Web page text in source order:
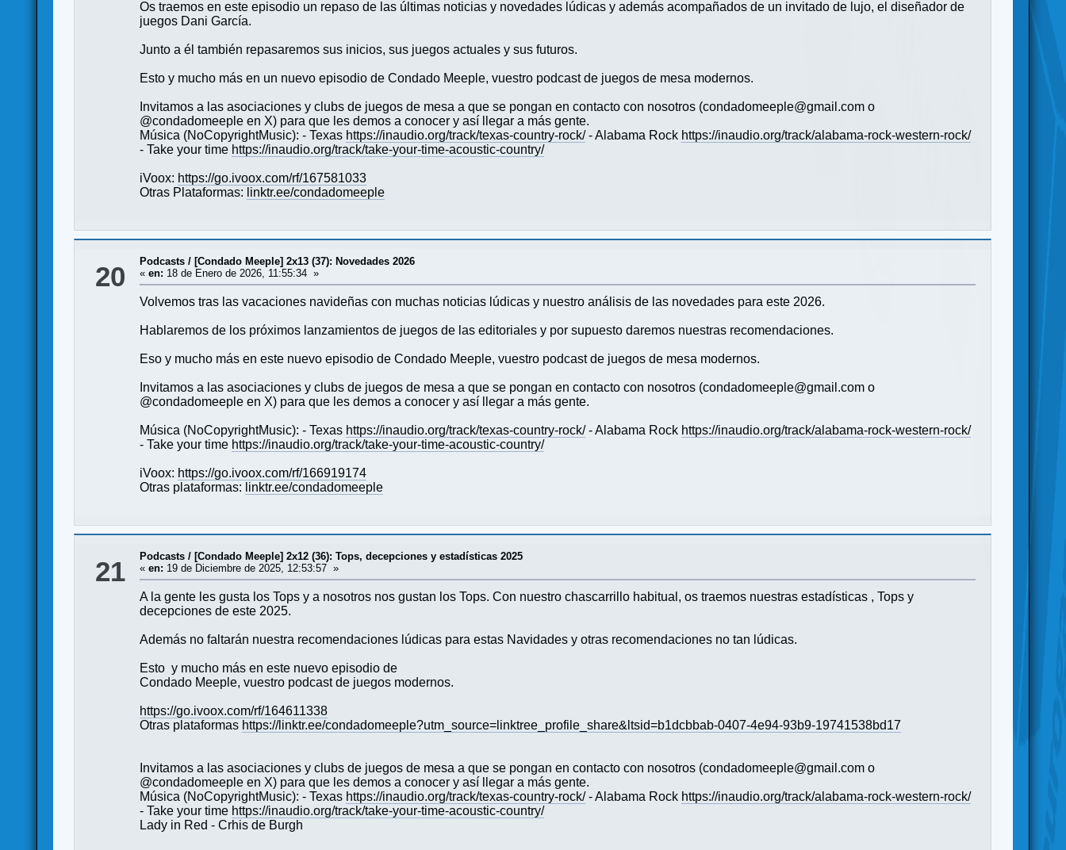
Os traemos en este episodio un repaso de las últimas noticias y novedades lúdicas y además acompañados de un invitado de lujo, el diseñador de
juegos Dani García.
Junto a él también repasaremos sus inicios, sus juegos actuales y sus futuros.
Esto y mucho más en un nuevo episodio de Condado Meeple, vuestro podcast de juegos de mesa modernos.
Invitamos a las asociaciones y clubs de juegos de mesa a que se pongan en contacto con nosotros (condadomeeple@gmail.com o
@condadomeeple en X) para que les demos a conocer y así llegar a más gente.
Música (NoCopyrightMusic): - Texas https://inaudio.org/track/texas-country-rock/- Alabama Rock https://inaudio.org/track/alabama-rock-western-rock/
- Take your time https://inaudio.org/track/take-your-time-acoustic-country/
iVoox: https://go.ivoox.com/rf/167581033
Otras Plataformas: linktr.ee/condadomeeple
20 Podcasts / [Condado Meeple] 2x13 (37): Novedades 2026
«en: 18 de Enero de 2026, 11:55:34 »
Volvemos tras las vacaciones navideñas con muchas noticias lúdicas y nuestro análisis de las novedades para este 2026.
Hablaremos de los próximos lanzamientos de juegos de las editoriales y por supuesto daremos nuestras recomendaciones.
Eso y mucho más en este nuevo episodio de Condado Meeple, vuestro podcast de juegos de mesa modernos.
Invitamos a las asociaciones y clubs de juegos de mesa a que se pongan en contacto con nosotros (condadomeeple@gmail.com o
@condadomeeple en X) para que les demos a conocer y así llegar a más gente.
Música (NoCopyrightMusic): - Texas https://inaudio.org/track/texas-country-rock/- Alabama Rock https://inaudio.org/track/alabama-rock-western-rock/
- Take your time https://inaudio.org/track/take-your-time-acoustic-country/
iVoox: https://go.ivoox.com/rf/166919174
Otras plataformas: linktr.ee/condadomeeple
21 Podcasts / [Condado Meeple] 2x12 (36): Tops, decepciones y estadísticas 2025
«en: 19 de Diciembre de 2025, 12:53:57 »
A la gente les gusta los Tops y a nosotros nos gustan los Tops. Con nuestro chascarrillo habitual, os traemos nuestras estadísticas , Tops y
decepciones de este 2025.
Además no faltarán nuestra recomendaciones lúdicas para estas Navidades y otras recomendaciones no tan lúdicas.
Esto y mucho más en este nuevo episodio de
Condado Meeple, vuestro podcast de juegos modernos.
https://go.ivoox.com/rf/164611338
Otras plataformas https://linktr.ee/condadomeeple?utm_source=linktree_profile_share&ltsid=b1dcbbab-0407-4e94-93b9-19741538bd17
Invitamos a las asociaciones y clubs de juegos de mesa a que se pongan en contacto con nosotros (condadomeeple@gmail.com o
@condadomeeple en X) para que les demos a conocer y así llegar a más gente.
Música (NoCopyrightMusic): - Texas https://inaudio.org/track/texas-country-rock/- Alabama Rock https://inaudio.org/track/alabama-rock-western-rock/
- Take your time https://inaudio.org/track/take-your-time-acoustic-country/
Lady in Red - Crhis de Burgh